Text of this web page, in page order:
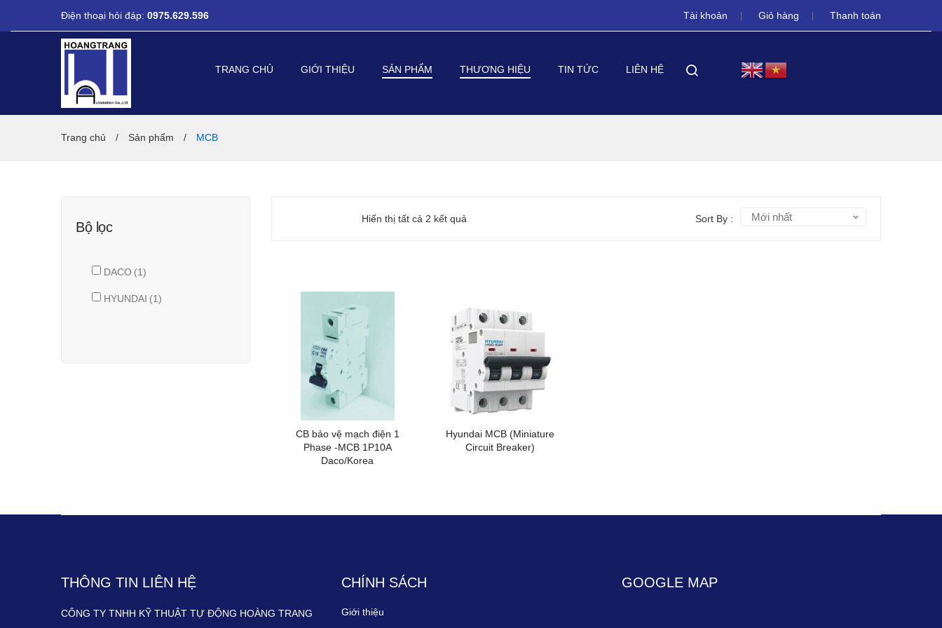
Điện thoại hỏi đáp: 0975.629.596 Tài khoản Giỏ hàng Thanh toán
TRANG CHỦ GIỚI THIỆU SẢN PHẨM THƯƠNG HIỆU TIN TỨC LIÊN HỆ
Trang chủ / Sản phẩm / MCB
Hiển thị tất cả 2 kết quả
mới
nhất
Sort By : Mới nhất
CB bảo vệ mạch điện 1
Phase -MCB 1P10A
Daco/Korea
Hyundai MCB (Miniature
Circuit Breaker)
Bộ lọc
DACO (1)
HYUNDAI (1)
THÔNG TIN LIÊN HỆ
CÔNG TY TNHH KỸ THUẬT TỰ ĐỘNG HOÀNG TRANG
CHÍNH SÁCH
Giới thiệu
GOOGLE MAP